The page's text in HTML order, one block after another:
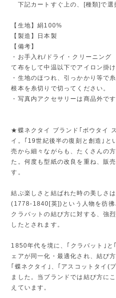
下記カートすぐ上の、[種類]で選
【生地】絹100%
【製造】日本製
【備考】
・お手入れ/ドライ・クリーニン
て布をして中温以下でアイロン掛け
・生地のほつれ、引っかかり等で
根本を糸切りで切ってください。
・写真内アクセサリーは商品外です
★蝶ネクタイ ブランド｢ボウタイ
イ。｢19世紀後半の復刻と創造｣と
売から細々ながらも、たくさんの
た。何度も型紙の改良を重ね、販
す。
結ぶ楽しさと結ばれた時の美しさ
(1778-1840[英])という人物を彷彿
クラバットの結び方に対する、強
したとされます。
1850年代を境に、｢クラバット｣と
ェアが同一化・最適化され、結び
｢蝶ネクタイ｣、｢アスコットタイ(
ました。当ブランドでは結び方に
えています。